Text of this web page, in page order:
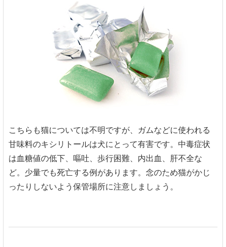
こちらも猫については不明ですが、ガムなどに使われる
甘味料のキシリトールは犬にとって有害です。中毒症状
は血糖値の低下、嘔吐、歩行困難、内出血、肝不全な
ど。少量でも死亡する例があります。念のため猫がかじ
ったりしないよう保管場所に注意しましょう。